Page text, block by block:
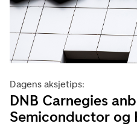
Dagens aksjetips:
DNB Carnegies
Semiconductor og